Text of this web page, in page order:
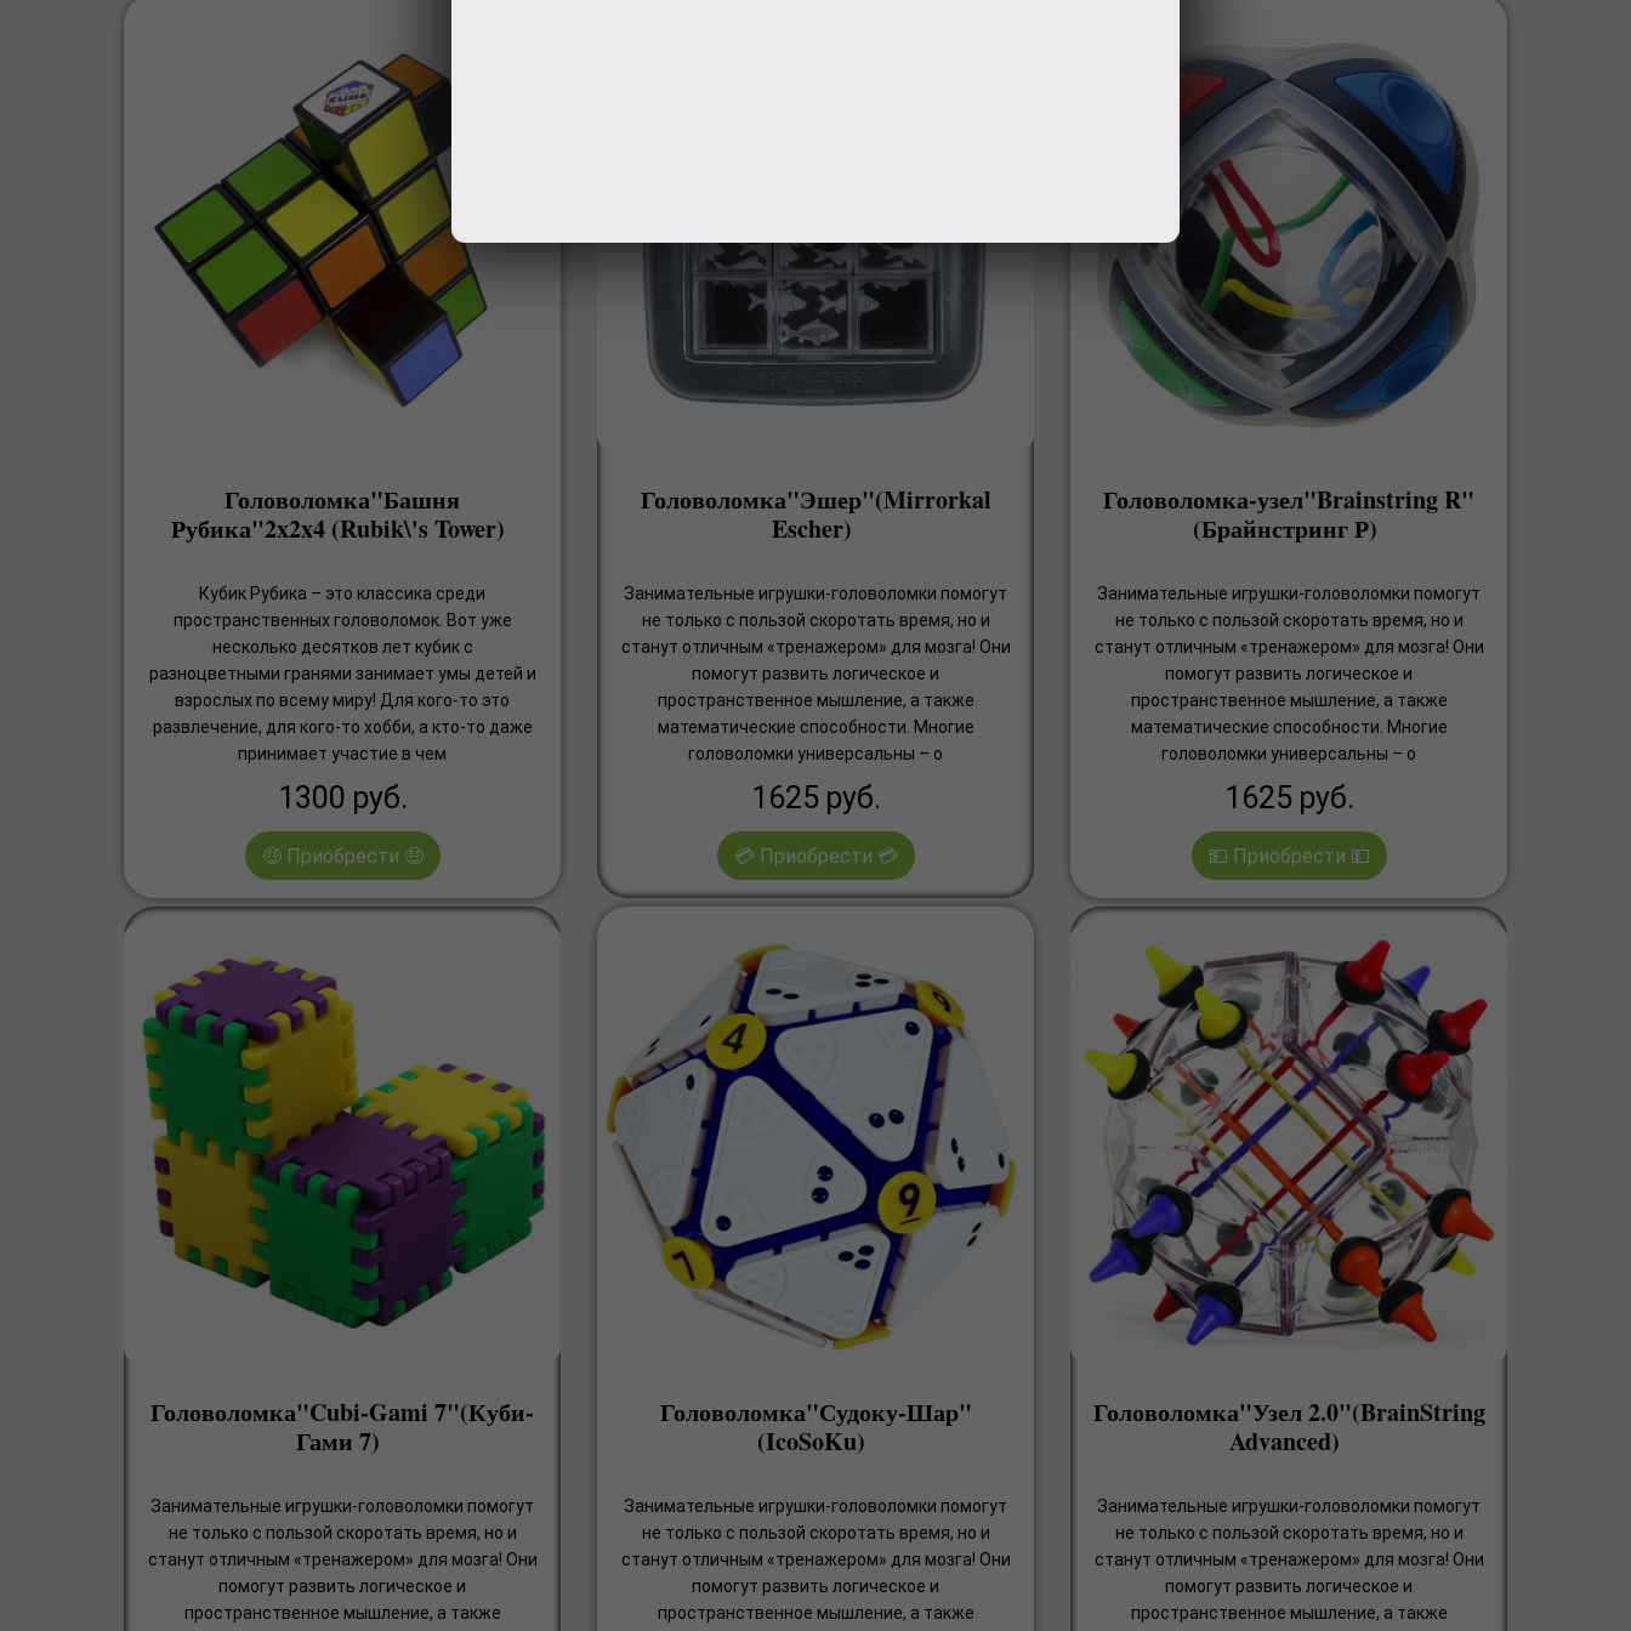
Головоломка"Башня
Рубика"2x2x4 (Rubik\'s Tower)
Кубик Рубика – это классика среди
пространственных головоломок. Вот уже
несколько десятков лет кубик с
разноцветными гранями занимает умы детей и
взрослых по всему миру! Для кого-то это
развлечение, для кого-то хобби, а кто-то даже
принимает участие в чем
1300 руб.
🤑 Приобрести 🤑
Головоломка"Эшер"(Mirrorkal
Escher)
Занимательные игрушки-головоломки помогут
не только с пользой скоротать время, но и
станут отличным «тренажером» для мозга! Они
помогут развить логическое и
пространственное мышление, а также
математические способности. Многие
головоломки универсальны – о
1625 руб.
💳 Приобрести 💳
Головоломка-узел"Brainstring R"
(Брайнстринг Р)
Занимательные игрушки-головоломки помогут
не только с пользой скоротать время, но и
станут отличным «тренажером» для мозга! Они
помогут развить логическое и
пространственное мышление, а также
математические способности. Многие
головоломки универсальны – о
1625 руб.
💵 Приобрести 💵
Головоломка"Cubi-Gami 7"(Куби-
Гами 7)
Занимательные игрушки-головоломки помогут
не только с пользой скоротать время, но и
станут отличным «тренажером» для мозга! Они
помогут развить логическое и
пространственное мышление, а также
Головоломка"Судоку-Шар"
(IcoSoKu)
Занимательные игрушки-головоломки помогут
не только с пользой скоротать время, но и
станут отличным «тренажером» для мозга! Они
помогут развить логическое и
пространственное мышление, а также
Головоломка"Узел 2.0"(BrainString
Advanced)
Занимательные игрушки-головоломки помогут
не только с пользой скоротать время, но и
станут отличным «тренажером» для мозга! Они
помогут развить логическое и
пространственное мышление, а также